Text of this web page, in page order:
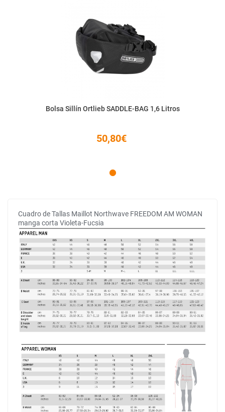
Bolsa Sillín Ortlieb SADDLE-BAG 1,6 Litros
50,80€
Cuadro de Tallas Maillot Northwave FREEDOM AM WOMAN
manga corta Violeta-Fucsia